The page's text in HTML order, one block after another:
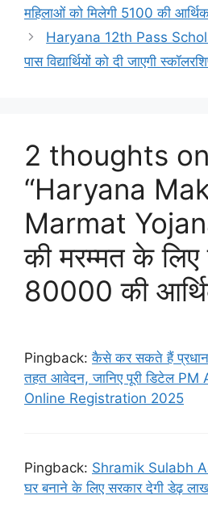
महिलाओं को मिलेगी 5100 की
Haryana 12th Pass
पास विद्यार्थियों को दी जाएगी
2 thoughts on
“Haryana
Marmat
की मरम्मत के लिए
80000 की
Pingback:कैसे कर सकते हैं
तहत आवेदन, जानिए पूरी डिटेल
Online Registration 2025
Pingback: Shramik Sulabh
घर बनाने के लिए सरकार देगी डेढ़